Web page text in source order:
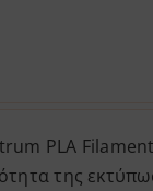
PLA
της